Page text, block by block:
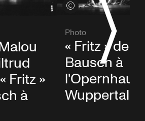
Fritz »
à
Voir les crédits
Photo
« Fritz » de
Bausch à
l'Opernhaus
Wuppertal